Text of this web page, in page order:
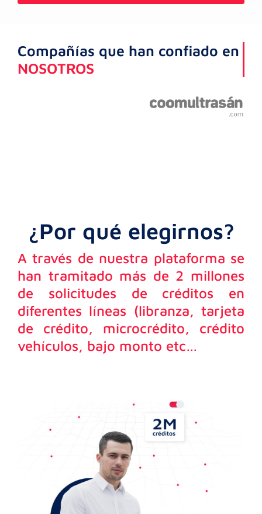
Compañías que han confiado en
NOSOTROS
¿Por qué elegirnos?
A través de nuestra plataforma se
han tramitado más de 2 millones
de solicitudes de créditos en
diferentes líneas (libranza, tarjeta
de crédito, microcrédito, crédito
vehículos, bajo monto etc…